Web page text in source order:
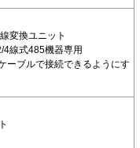
変換ユニット
4線式485機器専用
ーブルで接続できるようにす